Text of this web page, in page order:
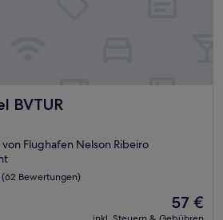
BVTUR
von Flughafen Nelson Ribeiro
(62 Bewertungen)
Der
Preis
57 €